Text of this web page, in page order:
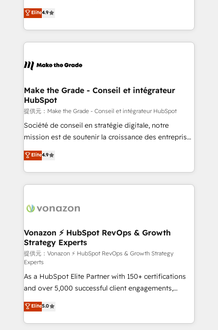
international offices and 175+ employees.
Intégration de HubSpot avec d’autres outils (ERP,
téléphonie, etc.) • Alignement des équipes grâce à un
outil et des données partagées • Amélioration de la
collecte et de l’analyse des données pour des
de la productivité des équipes Notre équipe de 30
avec un engagement total, alignant processus
métiers et technologie, et guidant vos équipes à
travers le changement, tout en centrant vos objectifs
d’entreprise. Grâce à une méthodologie éprouvée
auprès de plus de 400 clients, nous comprenons
HubSpot dans votre organisation. Pour toute
question technique ou besoin de structuration de
Elite4.9
Make the Grade - Conseil et intégrateur
HubSpot
提供元：Make the Grade - Conseil et intégrateur HubSpot
Société de conseil en stratégie digitale, notre
mission est de soutenir la croissance des entreprises
B2B à travers l’acquisition de nouveaux clients,
l'intégration CRM et le développement des revenus
auprès de vos comptes existants. En France et à
l'international, nous travaillons avec des ETI
delà d’une simple transformation digitale et des
➤ L’intégration de CRM et de méthodologie RevOps
pour aligner les équipes marketing, commerciales et
support client (data migration, synchronisation API,
audit et maintenance) ➤ La création de sites internet
de conversion qui transforment les visiteurs en
opportunités d'affaires ➤ La mise en place de
stratégies d'acquisition marketing (SEO, SEA,
inbound, automatisation marketing, ABM, IA,
emailing) Informations clés : - 10 ans d'expérience -
Elite4.9
Vonazon ⚡ HubSpot RevOps & Growth
Strategy Experts
提供元：Vonazon ⚡ HubSpot RevOps & Growth Strategy
Experts
As a HubSpot Elite Partner with 150+ certifications
and over 5,000 successful client engagements,
Vonazon turns marketing complexity into
measurable, scalable growth. From onboarding to
enterprise-grade campaigns, our in-house team
Elite5.0